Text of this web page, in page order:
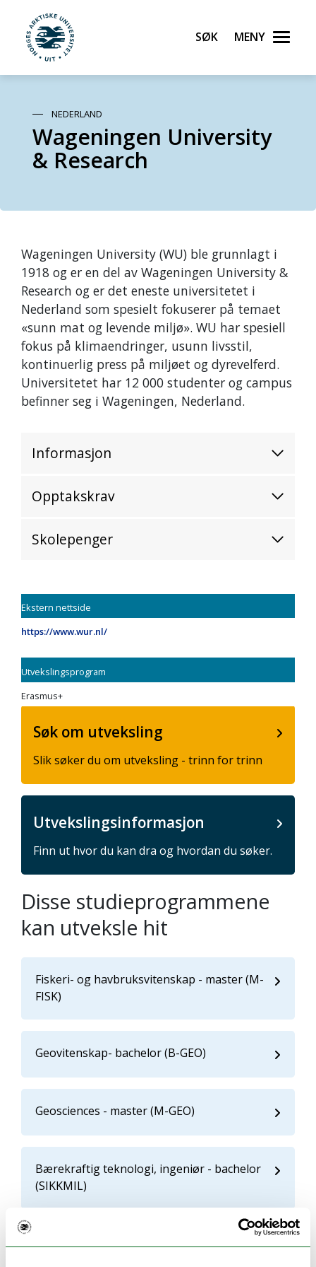
Gå til hovedinnhold
UiT Norges arktiske universitet
Søk Meny
NEDERLAND
Wageningen University
& Research
Wageningen University (WU) ble grunnlagt i
1918 og er en del av Wageningen University &
Research og er det eneste universitetet i
Nederland som spesielt fokuserer på temaet
«sunn mat og levende miljø». WU har spesiell
fokus på klimaendringer, usunn livsstil,
kontinuerlig press på miljøet og dyrevelferd.
Universitetet har 12 000 studenter og campus
befinner seg i Wageningen, Nederland.
Informasjon
Opptakskrav
Skolepenger
Ekstern nettside
https://www.wur.nl/
Utvekslingsprogram
Erasmus+
Søk om utveksling
Slik søker du om utveksling - trinn for trinn
Utvekslingsinformasjon
Finn ut hvor du kan dra og hvordan du søker.
Disse studieprogrammene
kan utveksle hit
Fiskeri- og havbruksvitenskap - master (M-
FISK)
Geovitenskap- bachelor (B-GEO)
Geosciences - master (M-GEO)
Bærekraftig teknologi, ingeniør - bachelor
(SIKKMIL)